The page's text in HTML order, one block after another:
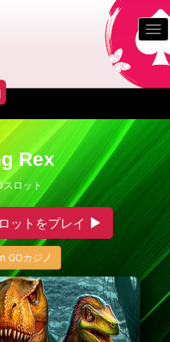
Rex
スロット
ットをプレイ
GOカジノ